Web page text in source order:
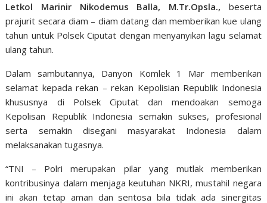
Letkol Marinir Nikodemus Balla, M.Tr.Opsla., beserta
prajurit secara diam – diam datang dan memberikan kue ulang
tahun untuk Polsek Ciputat dengan menyanyikan lagu selamat
ulang tahun.
Dalam sambutannya, Danyon Komlek 1 Mar memberikan
selamat kepada rekan – rekan Kepolisian Republik Indonesia
khususnya di Polsek Ciputat dan mendoakan semoga
Kepolisan Republik Indonesia semakin sukses, profesional
serta semakin disegani masyarakat Indonesia dalam
melaksanakan tugasnya.
“TNI – Polri merupakan pilar yang mutlak memberikan
kontribusinya dalam menjaga keutuhan NKRI, mustahil negara
ini akan tetap aman dan sentosa bila tidak ada sinergitas